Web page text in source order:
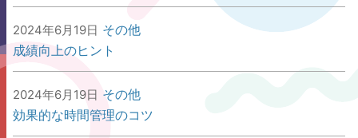
2024年6月19日 その他
成績向上のヒント
2024年6月19日 その他
効果的な時間管理のコツ